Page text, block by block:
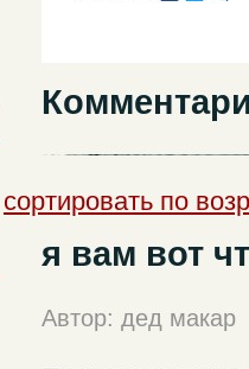
сортировать по
я вам вот
Автор: дед макар